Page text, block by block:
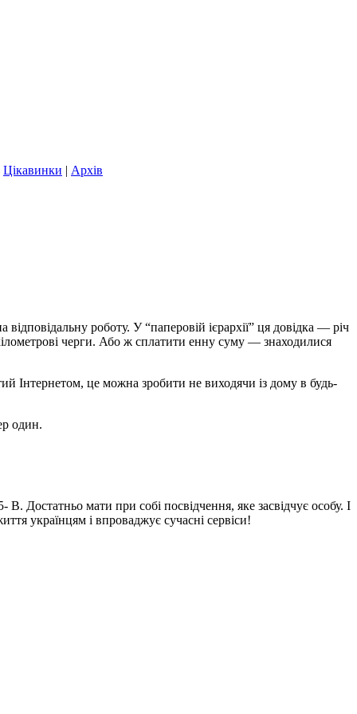
Цікавинки | Архів
роботу. У “паперовій ієрархії” ця довідка — річ
черги. Або ж сплатити енну суму — знаходилися
Інтернетом, це можна зробити не виходячи із дому в будь-
один.
Достатньо мати при собі посвідчення, яке засвідчує особу. І
українцям і впроваджує сучасні сервіси!